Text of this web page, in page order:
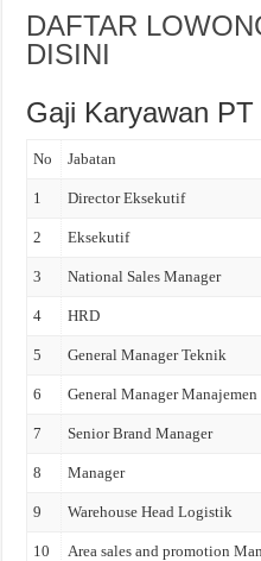
DAFTAR
DISINI
Gaji Karyawan
No Jabatan
1 Director Eksekutif
2 Eksekutif
3 National Sales Manager
4 HRD
5 General Manager Teknik
6 General Manager Manajemen
7 Senior Brand Manager
8 Manager
9 Warehouse Head Logistik
10 Area sales and promotion